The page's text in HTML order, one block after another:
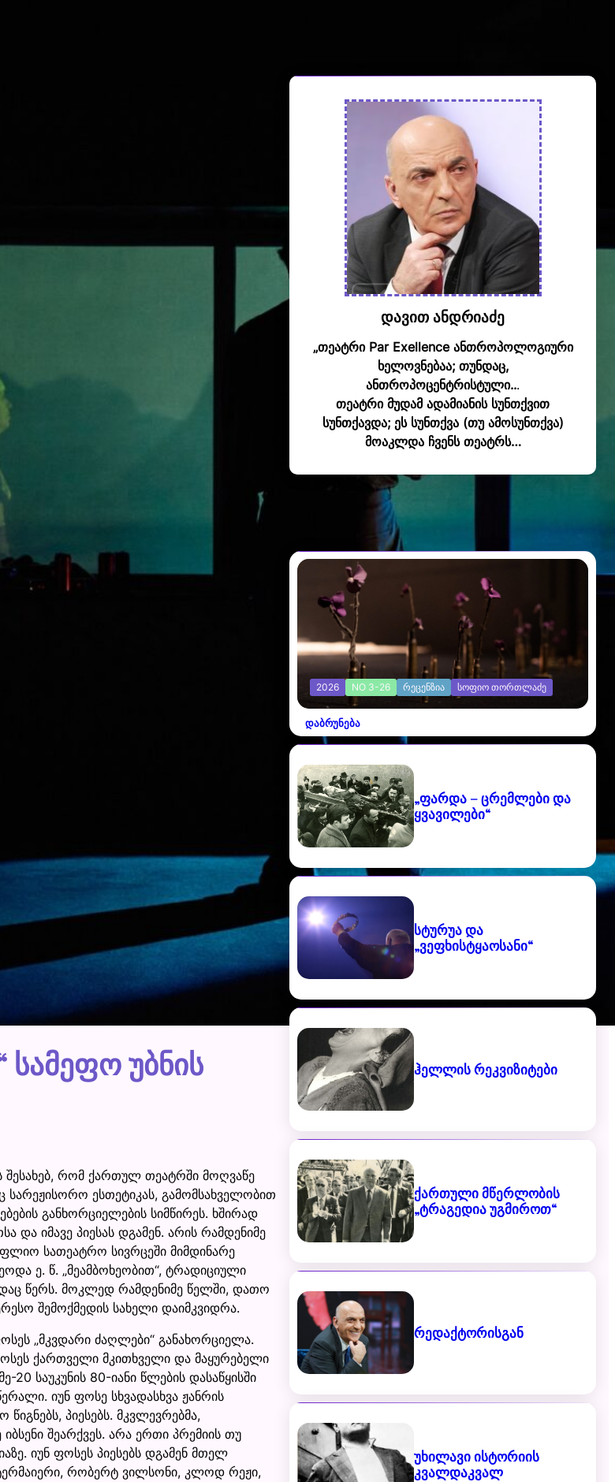
უბნის
რომ ქართულ თეატრში მოღვაწე
სარეჟისორო ესთეტიკას, გამომსახველობით
განხორციელების სიმწირეს. ხშირად
და იმავე პიესას დგამენ. არის რამდენიმე
სათეატრო სივრცეში მიმდინარე
ე. წ. „მეამბოხეობით“, ტრადიციული
წერს. მოკლედ რამდენიმე წელში, დათო
შემოქმედის სახელი დაიმკვიდრა.
„მკვდარი ძაღლები“ განახორციელა.
ქართველი მკითხველი და მაყურებელი
საუკუნის 80-იანი წლების დასაწყისში
იუნ ფოსე სხვადასხვა ჟანრის
წიგნებს, პიესებს. მკვლევრებმა,
შეარქვეს. არა ერთი პრემიის თუ
იუნ ფოსეს პიესებს დგამენ მთელ
რობერტ ვილსონი, კლოდ რეჟი,
დავით ანდრიაძე
„თეატრი Par Exellence ანთროპოლოგიური
ხელოვნებაა; თუნდაც,
ანთროპოცენტრისტული...
თეატრი მუდამ ადამიანის სუნთქვით
სუნთქავდა; ეს სუნთქვა (თუ ამოსუნთქვა)
მოაკლდა ჩვენს თეატრს…
2026 NO 3-26 ᲠᲔᲪᲔᲜᲖᲘᲐ ᲡᲝᲤᲘᲝ ᲗᲝᲠᲗᲚᲐᲫᲔ
დაბრუნება
„ფარდა – ცრემლები და
ყვავილები“
სტურუა და
„ვეფხისტყაოსანი“
ჰელლის რეკვიზიტები
ქართული მწერლობის
„ტრაგედია უგმიროთ“
რედაქტორისგან
უხილავი ისტორიის
კვალდაკვალ